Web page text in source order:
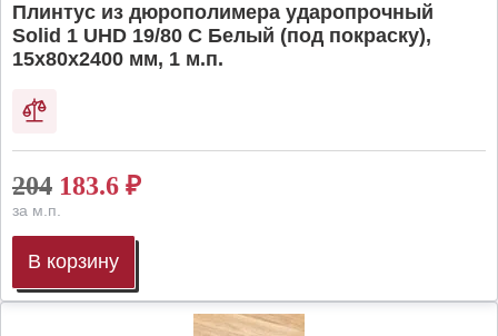
Плинтус из дюрополимера ударопрочный
Solid 1 UHD 19/80 C Белый (под покраску),
15х80х2400 мм, 1 м.п.
204 183.6 ₽
за м.п.
В корзину